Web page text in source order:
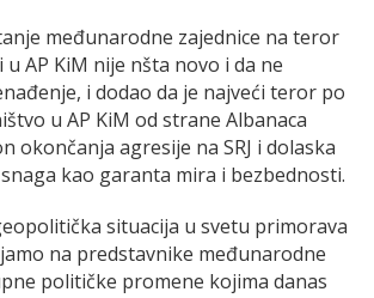
međunarodne zajednice na teror
AP KiM nije nšta novo i da ne
i dodao da je najveći teror po
u AP KiM od strane Albanaca
okončanja agresije na SRJ i dolaska
kao garanta mira i bezbednosti.
situacija u svetu primorava
na predstavnike međunarodne
političke promene kojima danas